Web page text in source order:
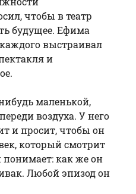
чтобы в театр
будущее. Ефима
выстраивал
и
маленькой,
воздуха. У него
и просит, чтобы он
который смотрит
понимает: как же он
. Любой эпизод он